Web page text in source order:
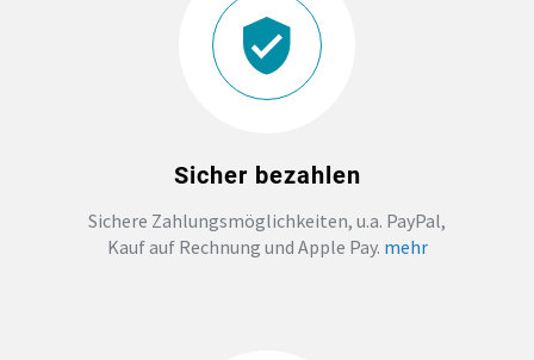
PRINT ON DEMAND
Sicher bezahlen
Sichere Zahlungsmöglichkeiten, u.a. PayPal,
Kauf auf Rechnung und Apple Pay. mehr